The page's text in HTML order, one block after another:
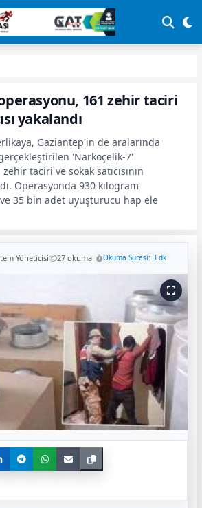
161 zehir taciri
yakalandı
Gaziantep'in de aralarında
'Narkoçelik-7'
taciri ve sokak satıcısının
Operasyonda 930 kilogram
35 bin adet uyuşturucu hap ele
Yöneticisi 27 okuma Okuma Süresi: 3 dk